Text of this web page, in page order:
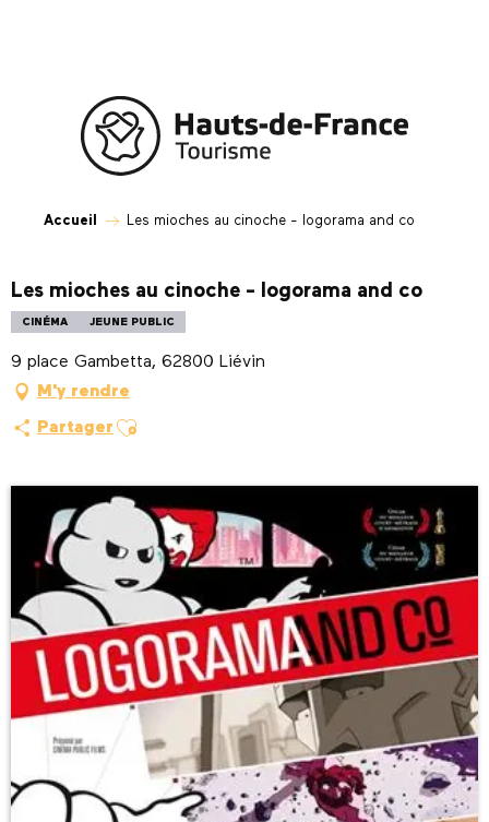
Accueil Les mioches au cinoche - logorama and co
Les mioches au cinoche - logorama and co
CINÉMA JEUNE PUBLIC
9 place Gambetta, 62800 Liévin
M'y rendre
Partager Ajouter aux favoris